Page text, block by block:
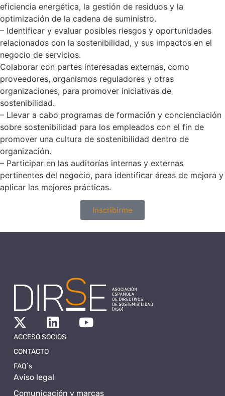
eficiencia energética, la gestión de residuos y la
optimización de la cadena de suministro.
– Identificar y evaluar posibles riesgos y oportunidades
relacionados con la sostenibilidad, y sus impactos en el
negocio de servicios.
Colaborar con partes interesadas externas, como
proveedores, organismos reguladores y otras
organizaciones, para promover iniciativas de
sostenibilidad.
– Llevar a cabo programas de formación y concienciación
sobre sostenibilidad para los empleados con el fin de
promover una cultura de sostenibilidad dentro de
organización.
– Participar en las auditorías internas y externas
pertinentes del negocio, para identificar áreas de mejora y
aplicar las mejores prácticas.
Inscribirme
Aviso legal
Comunicación y marcas
ACCESO SOCIOS
CONTACTO
FAQ´s